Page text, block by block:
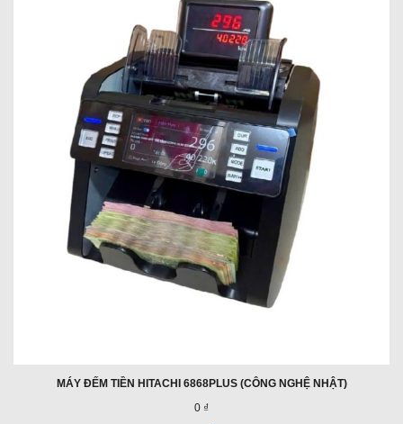
MÁY ĐẾM TIỀN HITACHI 6868PLUS (CÔNG NGHỆ NHẬT)
0 ₫